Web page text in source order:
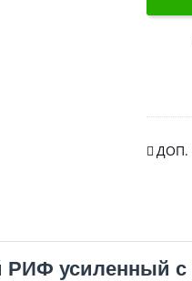
ДОП.
усиленный с